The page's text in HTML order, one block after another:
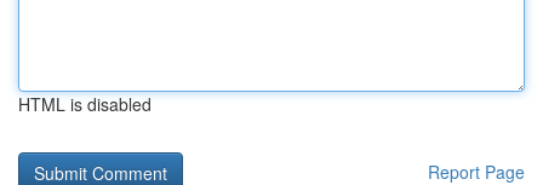
HTML is disabled
Report Page